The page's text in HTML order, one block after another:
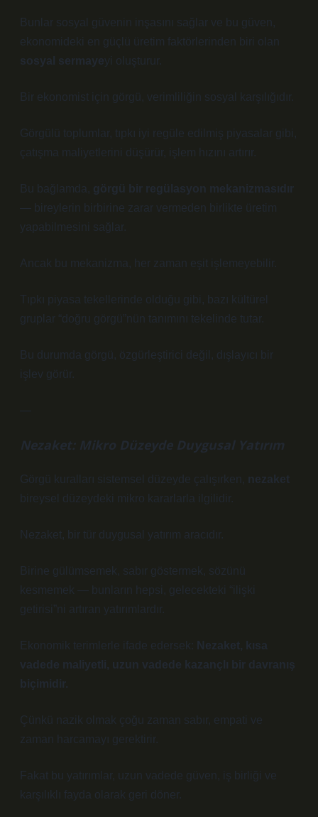
Bunlar sosyal güvenin inşasını sağlar ve bu güven,
ekonomideki en güçlü üretim faktörlerinden biri olan
sosyal sermayeyi oluşturur.
Bir ekonomist için görgü, verimliliğin sosyal karşılığıdır.
Görgülü toplumlar, tıpkı iyi regüle edilmiş piyasalar gibi,
çatışma maliyetlerini düşürür, işlem hızını artırır.
Bu bağlamda, görgü bir regülasyon mekanizmasıdır
— bireylerin birbirine zarar vermeden birlikte üretim
yapabilmesini sağlar.
Ancak bu mekanizma, her zaman eşit işlemeyebilir.
Tıpkı piyasa tekellerinde olduğu gibi, bazı kültürel
gruplar “doğru görgü”nün tanımını tekelinde tutar.
Bu durumda görgü, özgürleştirici değil, dışlayıcı bir
işlev görür.
—
Nezaket: Mikro Düzeyde Duygusal Yatırım
Görgü kuralları sistemsel düzeyde çalışırken, nezaket
bireysel düzeydeki mikro kararlarla ilgilidir.
Nezaket, bir tür duygusal yatırım aracıdır.
Birine gülümsemek, sabır göstermek, sözünü
kesmemek — bunların hepsi, gelecekteki “ilişki
getirisi”ni artıran yatırımlardır.
Ekonomik terimlerle ifade edersek: Nezaket, kısa
vadede maliyetli, uzun vadede kazançlı bir davranış
biçimidir.
Çünkü nazik olmak çoğu zaman sabır, empati ve
zaman harcamayı gerektirir.
Fakat bu yatırımlar, uzun vadede güven, iş birliği ve
karşılıklı fayda olarak geri döner.